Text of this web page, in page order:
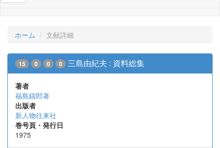
ホーム 文献詳細
15 0 0 0 三島由紀夫 : 資料総集
著者
福島鑄郎著
出版者
新人物往来社
巻号頁・発行日
1975